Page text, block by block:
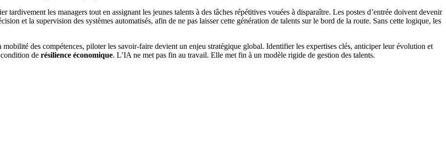
tardivement les managers tout en assignant les jeunes talents à des tâches répétitives vouées à disparaître. Les postes d’entrée doivent devenir
et la supervision des systèmes automatisés, afin de ne pas laisser cette génération de talents sur le bord de la route. Sans cette logique, les
des compétences, piloter les savoir-faire devient un enjeu stratégique global. Identifier les expertises clés, anticiper leur évolution et
condition de résilience économique. L’IA ne met pas fin au travail. Elle met fin à un modèle rigide de gestion des talents.